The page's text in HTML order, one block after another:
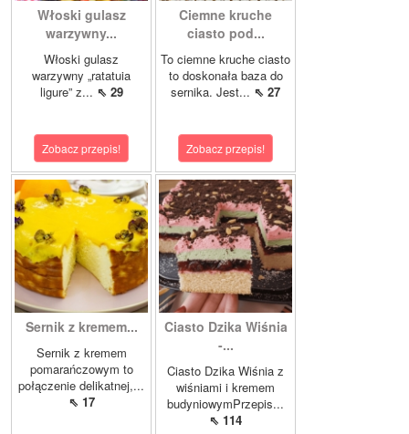
Włoski gulasz
warzywny...
Włoski gulasz
warzywny „ratatuia
ligure” z... ⇖ 29
Zobacz przepis!
Ciemne kruche
ciasto pod...
To ciemne kruche ciasto
to doskonała baza do
sernika. Jest... ⇖ 27
Zobacz przepis!
Sernik z kremem...
Sernik z kremem
pomarańczowym to
połączenie delikatnej,...
⇖ 17
Ciasto Dzika Wiśnia
-...
Ciasto Dzika Wiśnia z
wiśniami i kremem
budyniowymPrzepis...
⇖ 114